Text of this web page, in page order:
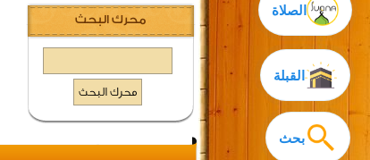
بحث
الصلاة
محرك البحث
القبلة